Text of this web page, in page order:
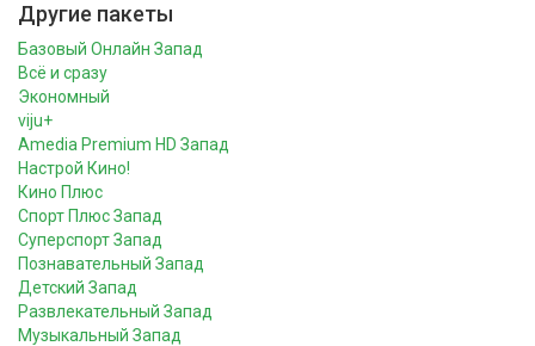
Другие пакеты
Базовый Онлайн Запад
Всё и сразу
Экономный
viju+
Amedia Premium HD Запад
Настрой Кино!
Кино Плюс
Спорт Плюс Запад
Суперспорт Запад
Познавательный Запад
Детский Запад
Развлекательный Запад
Музыкальный Запад